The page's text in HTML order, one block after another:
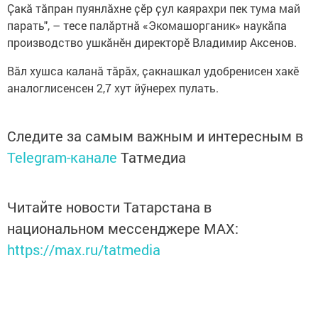
Ҫакӑ тӑпран пуянлӑхне ҫӗр ҫул каярахри пек тума май
парать", – тесе палӑртнӑ «Экомашорганик» наукӑпа
производство ушкӑнӗн директорӗ Владимир Аксенов.
Вӑл хушса каланӑ тӑрӑх, ҫакнашкал удобренисен хакӗ
аналоглисенсен 2,7 хут йӳнерех пулать.
Следите за самым важным и интересным в
Telegram-канале Татмедиа
Читайте новости Татарстана в
национальном мессенджере MАХ:
https://max.ru/tatmedia